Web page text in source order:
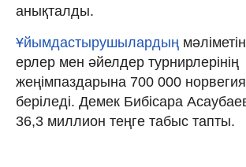
анықталды.
Ұйымдастырушылардың
ерлер мен әйелдер турнирлерінің
жеңімпаздарына 700 000
беріледі. Демек Бибісара
36,3 миллион теңге табыс тапты.